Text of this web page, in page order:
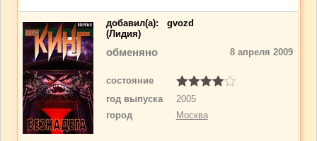
добавил(a): gvozd
(Лидия)
обменяно 8 апреля 2009
состояние
год выпуска
2005
город
Москва